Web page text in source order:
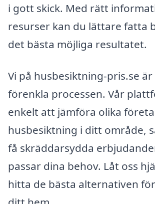
i gott skick. Med rätt
resurser kan du lättare fatta
det bästa möjliga resultatet.
Vi på husbesiktning-pris.se
förenkla processen. Vår
enkelt att jämföra olika
husbesiktning i ditt område,
få skräddarsydda
passar dina behov. Låt oss
hitta de bästa alternativen